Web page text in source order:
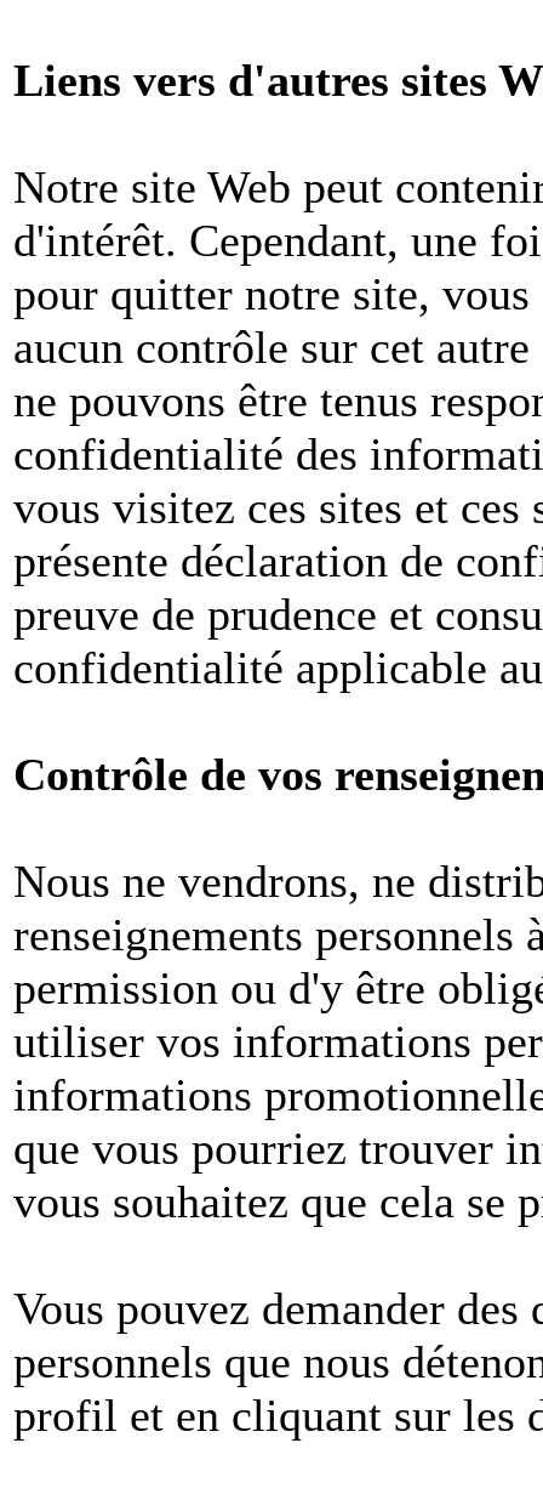
Liens vers d'autres sites
Notre site Web peut
d'intérêt. Cependant, une
pour quitter notre site, vous
aucun contrôle sur cet
ne pouvons être tenus
confidentialité des
vous visitez ces sites et ces
présente déclaration de
preuve de prudence et
confidentialité applicable
Contrôle de vos
Nous ne vendrons, ne
renseignements
permission ou d'y être
utiliser vos informations
informations
que vous pourriez trouver
vous souhaitez que cela se
Vous pouvez demander
personnels que nous
profil et en cliquant sur les